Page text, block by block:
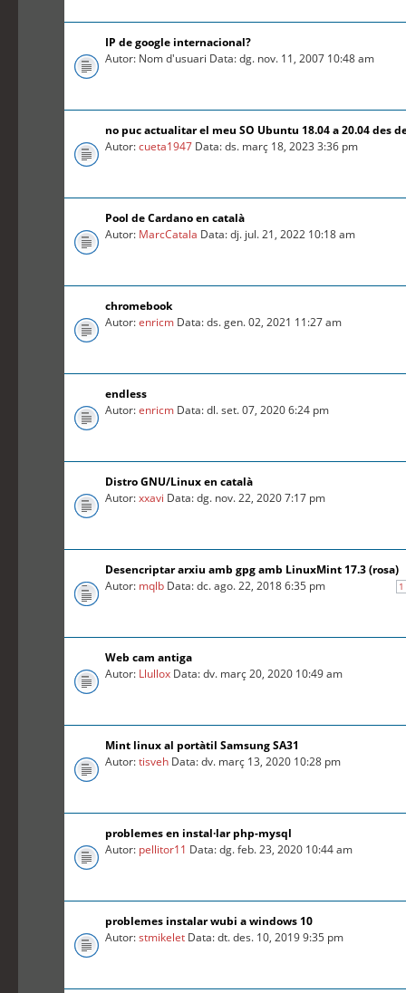
IP de google internacional?
Autor: Nom d'usuari Data: dg. nov. 11, 2007 10:48 am
no puc actualitar el meu SO Ubuntu 18.04 a 20.04 des
Autor:cueta1947 Data: ds. març 18, 2023 3:36 pm
Pool de Cardano en català
Autor: MarcCatala Data: dj. jul. 21, 2022 10:18 am
chromebook
Autor:enricm Data: ds. gen. 02, 2021 11:27 am
endless
Autor:enricm Data: dl. set. 07, 2020 6:24 pm
Distro GNU/Linux en català
Autor:xxavi Data: dg. nov. 22, 2020 7:17 pm
Desencriptar arxiu amb gpg amb LinuxMint 17.3 (rosa)
1
Autor: mqlb Data: dc. ago. 22, 2018 6:35 pm
Web cam antiga
Autor: Llullox Data: dv. març 20, 2020 10:49 am
Mint linux al portàtil Samsung SA31
Autor:tisveh Data: dv. març 13, 2020 10:28 pm
problemes en instal·lar php-mysql
Autor: pellitor11 Data: dg. feb. 23, 2020 10:44 am
problemes instalar wubi a windows 10
Autor:stmikelet Data: dt. des. 10, 2019 9:35 pm